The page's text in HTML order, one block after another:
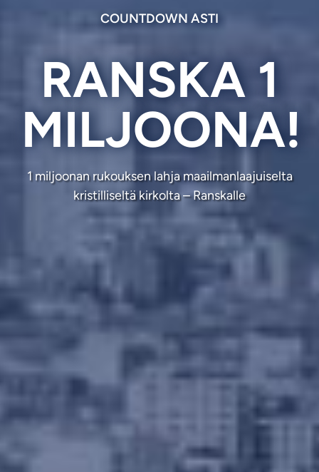
COUNTDOWN ASTI
RANSKA 1
MILJOONA!
1 miljoonan rukouksen lahja maailmanlaajuiselta
kristilliseltä kirkolta – Ranskalle